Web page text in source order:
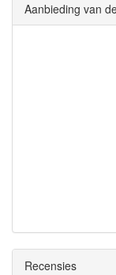
Aanbieding van
Recensies